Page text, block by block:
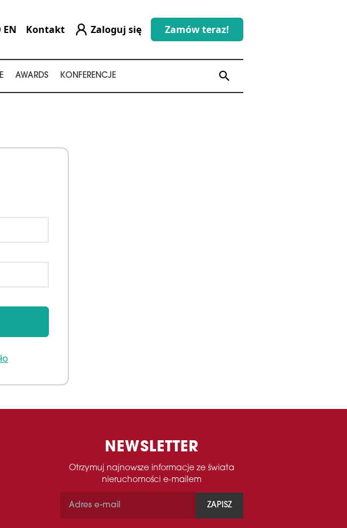
EN Kontakt Zaloguj się Zamów teraz!
AWARDS KONFERENCJE search
NEWSLETTER
Otrzymuj najnowsze informacje ze świata
nieruchomości e-mailem
ZAPISZ